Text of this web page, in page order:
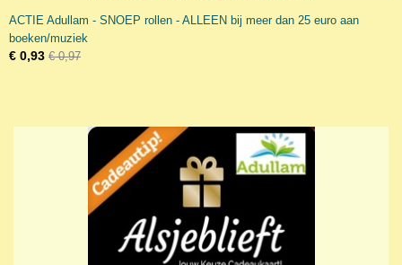
ACTIE Adullam - SNOEP rollen - ALLEEN bij meer dan 25 euro aan
boeken/muziek
€ 0,93 € 0,97